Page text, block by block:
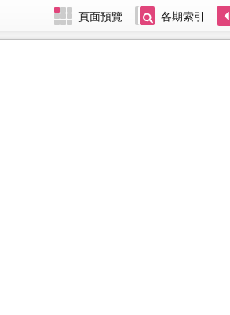
頁面預覽 各期索引